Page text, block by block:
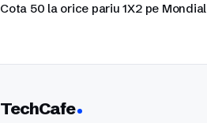
Cota 50 la orice pariu 1X2 pe Mondial
TechCafe